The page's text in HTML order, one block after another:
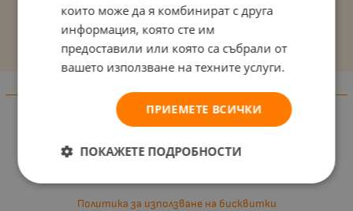
Информация
Доставка и плащане
Общи условия за ползване
Политика за използване на бисквитки
които може да я комбинират с друга
информация, която сте им
предоставили или която са събрали от
вашето използване на техните услуги.
ПРИЕМЕТЕ ВСИЧКИ
ПОКАЖЕТЕ ПОДРОБНОСТИ